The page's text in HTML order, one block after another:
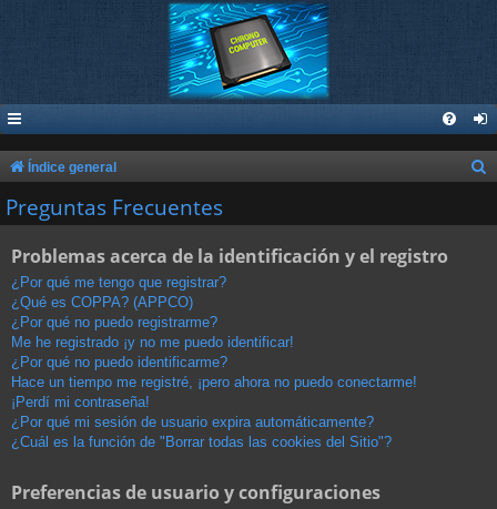
Índice general
s
Preguntas Frecuentes
Problemas acerca de la identificación y el registro
¿Por qué me tengo que registrar?
¿Qué es COPPA? (APPCO)
¿Por qué no puedo registrarme?
Me he registrado ¡y no me puedo identificar!
¿Por qué no puedo identificarme?
Hace un tiempo me registré, ¡pero ahora no puedo conectarme!
¡Perdí mi contraseña!
¿Por qué mi sesión de usuario expira automáticamente?
¿Cuál es la función de "Borrar todas las cookies del Sitio"?
Preferencias de usuario y configuraciones